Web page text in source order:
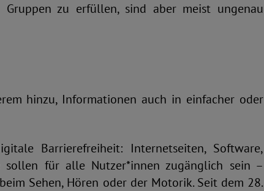
Gruppen zu erfüllen, sind aber meist ungenau
hinzu, Informationen auch in einfacher oder
Barrierefreiheit: Internetseiten, Software,
sollen für alle Nutzer*innen zugänglich sein –
Sehen, Hören oder der Motorik. Seit dem 28.